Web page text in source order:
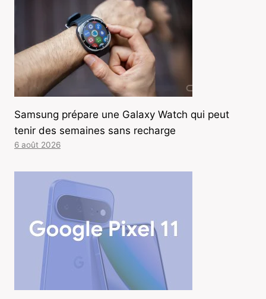
Samsung prépare une Galaxy Watch qui peut
tenir des semaines sans recharge
6 août 2026